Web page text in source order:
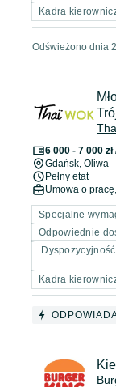
Kadra
Odświeżono dnia
6 000 - 7 000
Gdańsk, Oliwa
Pełny etat
Umowa o
Specjalne
Odpowiednie
Kadra